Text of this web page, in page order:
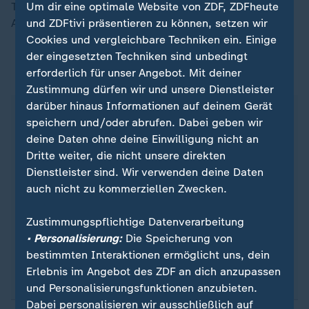
Teams gegen Pogacar verbündet und mit einer frühen
Attacke fast fünf Minuten Vorsprung herausgefahren.
Die fünf Monumente des Radsports
Mailand - Sanremo
Sieger 2026: Tadej Pogacar (Slowenien)
Flandern-Rundfahrt
Sieger 2026: Tadej Pogacar (Slowenien)
Paris - Roubaix
12. April 2026
26. April 2026
Lombardei-Rundfahrt
10. Oktober 2026
Um dir eine optimale Website von ZDF, ZDFheute
und ZDFtivi präsentieren zu können, setzen wir
Cookies und vergleichbare Techniken ein. Einige
der eingesetzten Techniken sind unbedingt
erforderlich für unser Angebot. Mit deiner
Zustimmung dürfen wir und unsere Dienstleister
darüber hinaus Informationen auf deinem Gerät
speichern und/oder abrufen. Dabei geben wir
deine Daten ohne deine Einwilligung nicht an
Dritte weiter, die nicht unsere direkten
Dienstleister sind. Wir verwenden deine Daten
auch nicht zu kommerziellen Zwecken.
Zustimmungspflichtige Datenverarbeitung
• Personalisierung:Die Speicherung von
bestimmten Interaktionen ermöglicht uns, dein
Erlebnis im Angebot des ZDF an dich anzupassen
und Personalisierungsfunktionen anzubieten.
Dabei personalisieren wir ausschließlich auf